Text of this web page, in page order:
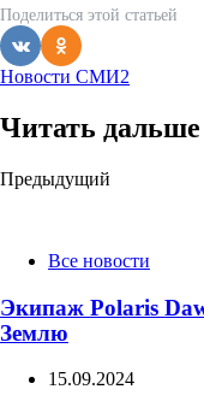
Поделиться этой статьей
Новости СМИ2
Читать дальше
Post
Предыдущий
Все новости
Экипаж Polaris
Землю
15.09.2024